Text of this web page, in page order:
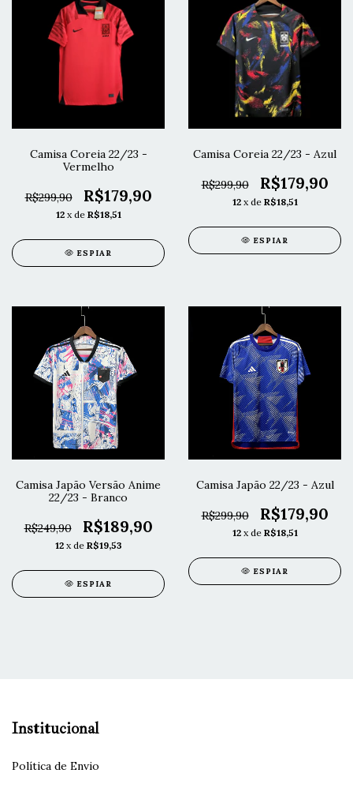
Camisa Coreia 22/23 -
Vermelho
R$299,90 R$179,90
12 x de R$18,51
ESPIAR
Camisa Coreia 22/23 - Azul
R$299,90 R$179,90
12 x de R$18,51
ESPIAR
Camisa Japão Versão Anime
22/23 - Branco
R$249,90 R$189,90
12 x de R$19,53
ESPIAR
Camisa Japão 22/23 - Azul
R$299,90 R$179,90
12 x de R$18,51
ESPIAR
Institucional
Política de Envio